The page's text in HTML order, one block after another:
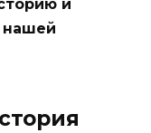
и
нашей